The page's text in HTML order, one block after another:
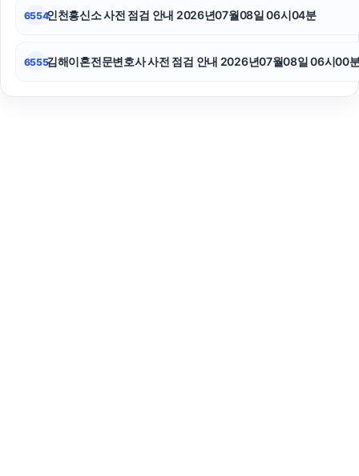
6554인천흥신소 사전 점검 안내 2026년07월08일 06시04분
6555김해이혼전문변호사 사전 점검 안내 2026년07월08일 06시00